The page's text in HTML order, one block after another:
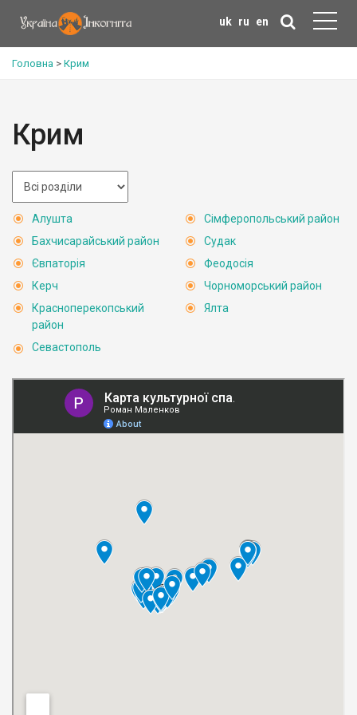
uk ru en
Головна > Крим
Крим
Алушта
Бахчисарайський район
Євпаторія
Керч
Красноперекопський
район
Севастополь
Сімферопольський район
Судак
Феодосія
Чорноморський район
Ялта